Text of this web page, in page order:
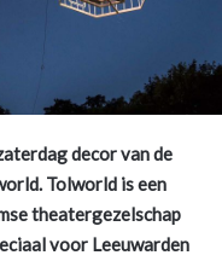
decor van de
Tolworld is een
theatergezelschap
voor Leeuwarden